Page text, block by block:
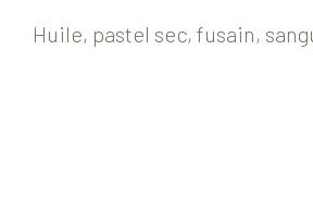
Huile, pastel sec, fusain,